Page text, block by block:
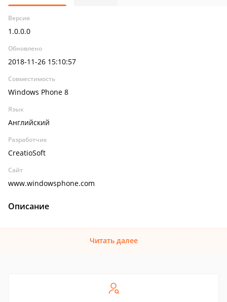
Версия
1.0.0.0
Обновлено
2018-11-26 15:10:57
Совместимость
Windows Phone 8
Язык
Английский
Разработчик
CreatioSoft
Сайт
www.windowsphone.com
Описание
Читать далее